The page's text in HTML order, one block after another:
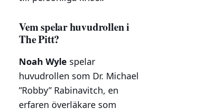
Vem spelar huvudrollen i
The Pitt?
Noah Wyle spelar
huvudrollen som Dr. Michael
”Robby” Rabinavitch, en
erfaren överläkare som